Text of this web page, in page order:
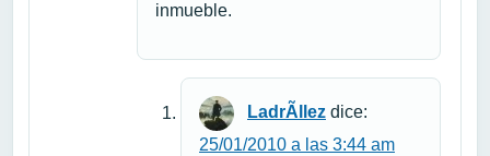
inmueble.
LadrÃ­llez dice:
25/01/2010 a las 3:44 am